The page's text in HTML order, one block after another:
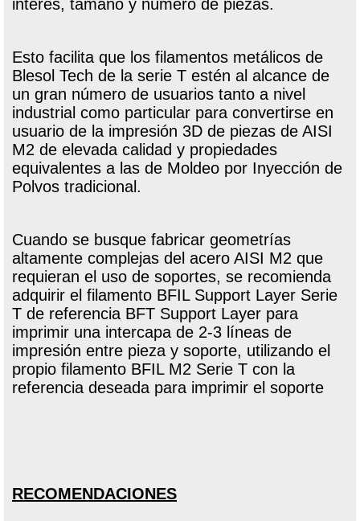
interés, tamaño y número de piezas.
Esto facilita que los filamentos metálicos de
Blesol Tech de la serie T estén al alcance de
un gran número de usuarios tanto a nivel
industrial como particular para convertirse en
usuario de la impresión 3D de piezas de AISI
M2 de elevada calidad y propiedades
equivalentes a las de Moldeo por Inyección de
Polvos tradicional.
Cuando se busque fabricar geometrías
altamente complejas del acero AISI M2 que
requieran el uso de soportes, se recomienda
adquirir el filamento BFIL Support Layer Serie
T de referencia BFT Support Layer para
imprimir una intercapa de 2-3 líneas de
impresión entre pieza y soporte, utilizando el
propio filamento BFIL M2 Serie T con la
referencia deseada para imprimir el soporte
RECOMENDACIONES